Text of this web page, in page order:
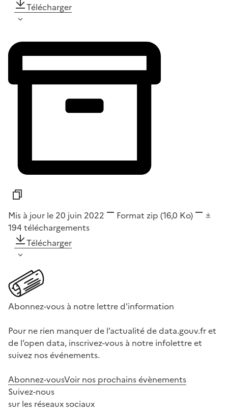
Télécharger
Mis à jour le 20 juin 2022 Format zip (16,0 Ko)
194 téléchargements
Télécharger
Abonnez-vous à notre lettre d'information
Pour ne rien manquer de l’actualité de data.gouv.fr et
de l’open data, inscrivez-vous à notre infolettre et
suivez nos événements.
Abonnez-vousVoir nos prochains évènements
Suivez-nous
sur les réseaux sociaux